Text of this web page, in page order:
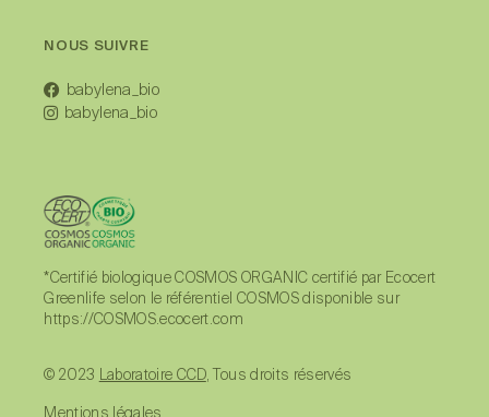
NOUS SUIVRE
babylena_bio
babylena_bio
*Certifié biologique COSMOS ORGANIC certifié par Ecocert
Greenlife selon le référentiel COSMOS disponible sur
https://COSMOS.ecocert.com
© 2023 Laboratoire CCD, Tous droits réservés
Mentions légales